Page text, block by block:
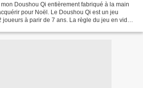
Doushou Qi entièrement fabriqué à la main
pour Noël. Le Doushou Qi est un jeu
à parir de 7 ans. La règle du jeu en vidéo